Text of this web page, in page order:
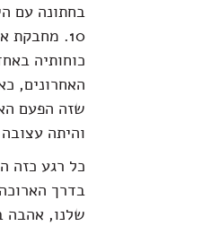
בחתונה עם
10. מחבקת
כוחותיה
האחרונים,
שזה הפעם
והיתה
כל רגע כזה
בדרך
שלנו, אהבה